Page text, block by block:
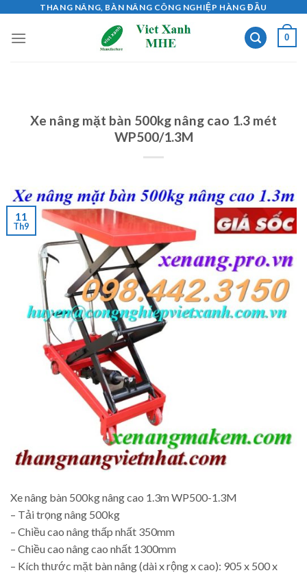
content
THANG NÂNG, BÀN NÂNG CÔNG NGHIỆP HÀNG ĐẦU
0
Xe nâng mặt bàn 500kg nâng cao 1.3 mét
WP500/1.3M
11
Th9
Xe nâng bàn 500kg nâng cao 1.3m WP500-1.3M
– Tải trọng nâng 500kg
– Chiều cao nâng thấp nhất 350mm
– Chiều cao nâng cao nhất 1300mm
– Kích thước mặt bàn nâng (dài x rộng x cao): 905 x 500 x